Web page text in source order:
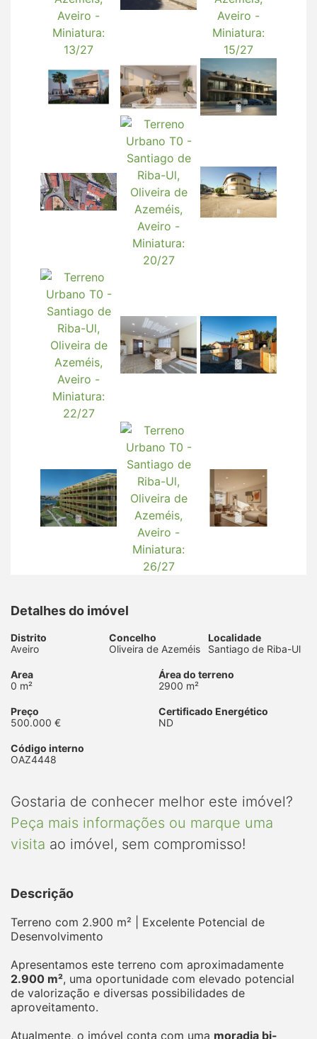
Detalhes do imóvel
Distrito
Aveiro
Concelho
Oliveira de Azeméis
Localidade
Santiago de Riba-Ul
Area
0 m²
Área do terreno
2900 m²
Preço
500.000 €
Certificado Energético
ND
Código interno
OAZ4448
Gostaria de conhecer melhor este imóvel?
Peça mais informações ou marque uma
visita ao imóvel, sem compromisso!
Descrição
Terreno com 2.900 m² | Excelente Potencial de
Desenvolvimento
Apresentamos este terreno com aproximadamente
2.900 m², uma oportunidade com elevado potencial
de valorização e diversas possibilidades de
aproveitamento.
Atualmente, o imóvel conta com uma moradia bi-